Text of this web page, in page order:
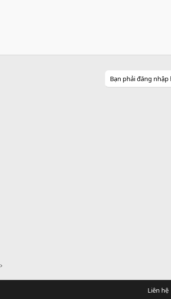
Bạn phải đăng
Liên hệ